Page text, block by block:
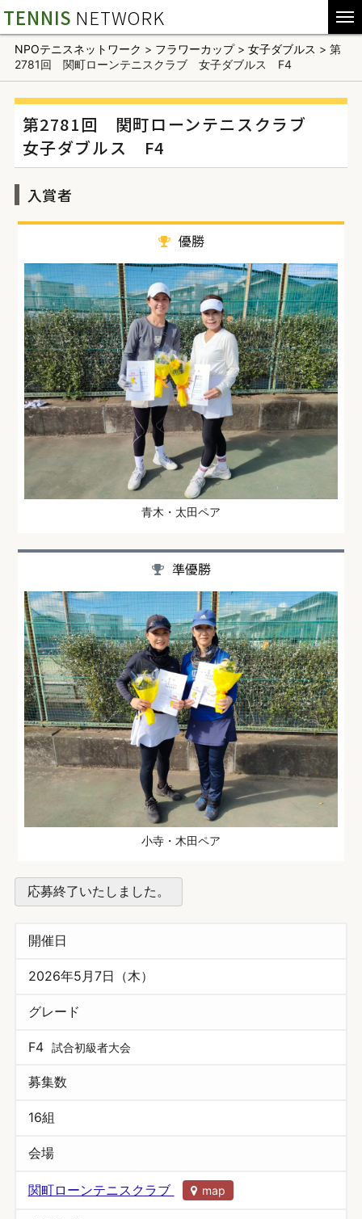
TENNIS NETWORK
NPOテニスネットワーク > フラワーカップ> 女子ダブルス > 第
2781回 関町ローンテニスクラブ 女子ダブルス F4
第2781回 関町ローンテニスクラブ
女子ダブルス F4
入賞者
優勝
青木・太田ペア
準優勝
小寺・木田ペア
応募終了いたしました。
開催日
2026年5月7日（木）
グレード
F4 試合初級者大会
募集数
16組
会場
関町ローンテニスクラブ map